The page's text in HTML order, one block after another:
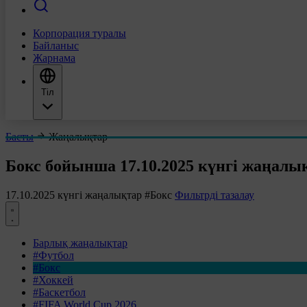
Корпорация туралы
Байланыс
Жарнама
Тіл
Басты Жаңалықтар
Бокс бойынша 17.10.2025 күнгі
17.10.2025 күнгі жаңалықтар #Бокс Фильтрді тазалау
Барлық жаңалықтар
#Футбол
#Бокс
#Хоккей
#Баскетбол
#FIFA World Cup 2026